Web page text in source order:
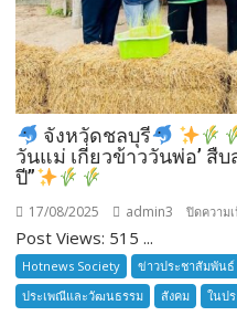
จังหวัดชลบุรี
วันแม่ เกี่ยวข้าววันพ่อ’ สื
ปี”
17/08/2025 admin3 ปิดความ
Post Views: 515 ...
Hotnews Society ข่าวประชาสัมพันธ์
ประเพณีและวัฒนธรรม
สังคม ในป